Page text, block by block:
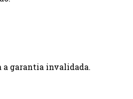
a garantia invalidada.